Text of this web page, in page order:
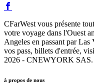
CFarWest vous présente
votre voyage dans l'Ouest
Angeles en passant par Las
vos pass, billets d'entrée,
2026 - CNEWYORK SAS.
à propos de nous